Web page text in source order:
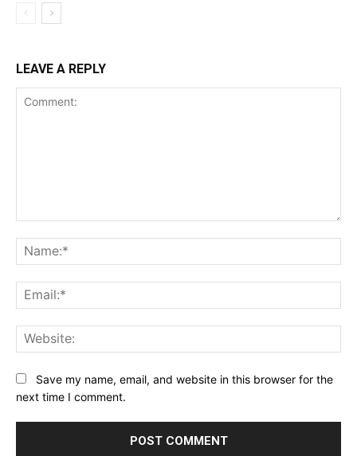
LEAVE A REPLY
Save my name, email, and website in this browser for the
next time I comment.